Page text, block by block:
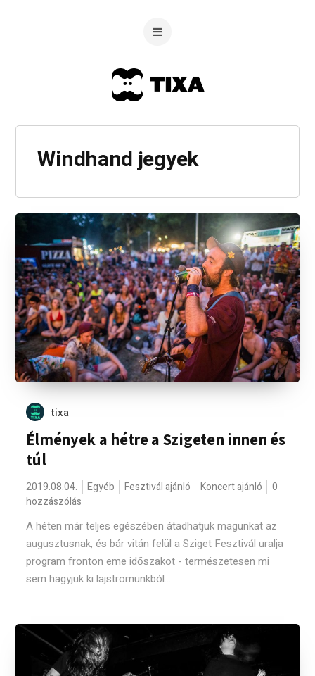
Windhand jegyek
tixa
Élmények a hétre a Szigeten innen és
túl
2019.08.04. Egyéb Fesztivál ajánló Koncert ajánló
0
hozzászólás
A héten már teljes egészében átadhatjuk magunkat az
augusztusnak, és bár vitán felül a Sziget Fesztivál uralja
program fronton eme időszakot - természetesen mi
sem hagyjuk ki lajstromunkból...